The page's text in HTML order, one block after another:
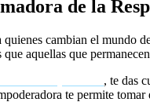
de la
cambian el mundo
aquellas que
, te das
te permite